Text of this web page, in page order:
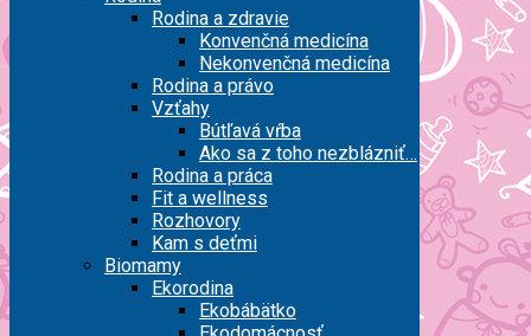
Rodina a zdravie
Konvenčná medicína
Nekonvenčná medicína
Rodina a právo
Vzťahy
Bútľavá vŕba
Ako sa z toho nezblázniť…
Rodina a práca
Fit a wellness
Rozhovory
Kam s deťmi
Biomamy
Ekorodina
Ekobábätko